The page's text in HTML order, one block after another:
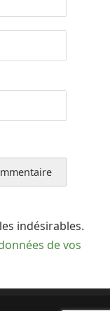
indésirables.
de vos